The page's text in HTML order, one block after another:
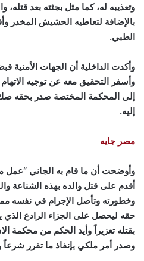
وتعذيبه له، كما مثل بجثته بعد
بالإضافة لتعاطيه الحشيش المخدر
الطبي.
وأكدت الداخلية أن الجهات الأمنية
وأسفر التحقيق معه عن توجيه الاتهام
إلى المحكمة المختصة صدر بحقه
إليه.
مصر جايه
وأوضحت أن ما قام به الجاني “عمل
أقدم على قتل والده بهذه الشناعة
وخطورته وتأصل الإجرام في نفسه
حقه ليحصل على الجزاء الرادع
بقتله تعزيراً وأيد الحكم من محكمة
وصدر أمر ملكي بإنفاذ ما تقرر